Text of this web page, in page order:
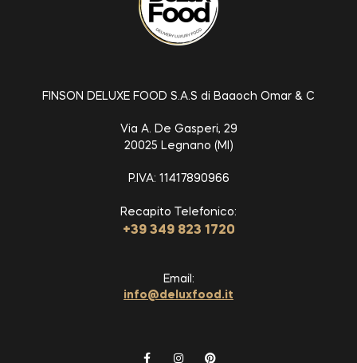
FINSON DELUXE FOOD S.A.S di Baaoch Omar & C
Via A. De Gasperi, 29
20025 Legnano (MI)
P.IVA: 11417890966
Recapito Telefonico:
+39 349 823 1720
Email:
info@deluxfood.it